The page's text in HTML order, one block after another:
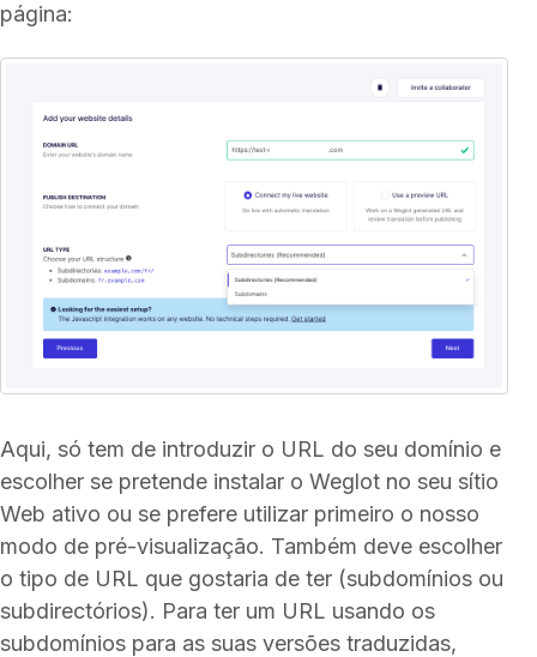
página:
Aqui, só tem de introduzir o URL do seu domínio e
escolher se pretende instalar o Weglot no seu sítio
Web ativo ou se prefere utilizar primeiro o nosso
modo de pré-visualização. Também deve escolher
o tipo de URL que gostaria de ter (subdomínios ou
subdirectórios). Para ter um URL usando os
subdomínios para as suas versões traduzidas,